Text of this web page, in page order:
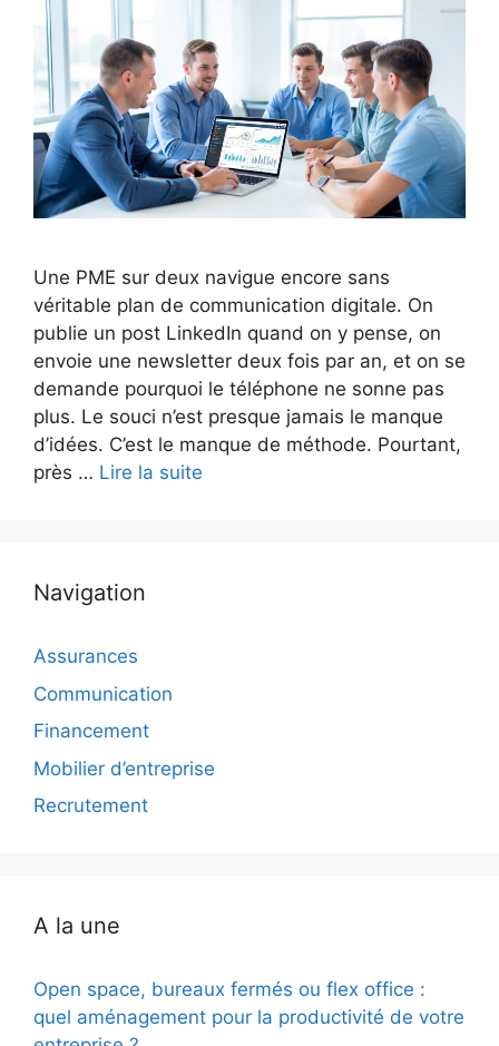
Une PME sur deux navigue encore sans
véritable plan de communication digitale. On
publie un post LinkedIn quand on y pense, on
envoie une newsletter deux fois par an, et on se
demande pourquoi le téléphone ne sonne pas
plus. Le souci n’est presque jamais le manque
d’idées. C’est le manque de méthode. Pourtant,
près … Lire la suite
Navigation
Assurances
Communication
Financement
Mobilier d’entreprise
Recrutement
A la une
Open space, bureaux fermés ou flex office :
quel aménagement pour la productivité de votre